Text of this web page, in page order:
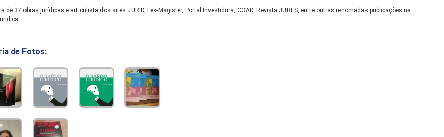
de 37 obras jurídicas e articulista dos sites JURID, Lex-Magister, Portal Investidura, COAD, Revista JURES, entre outras renomadas publicações na
de Fotos: